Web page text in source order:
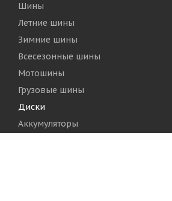
Шины
Летние шины
Зимние шины
Всесезонные шины
Мотошины
Грузовые шины
Диски
Аккумуляторы